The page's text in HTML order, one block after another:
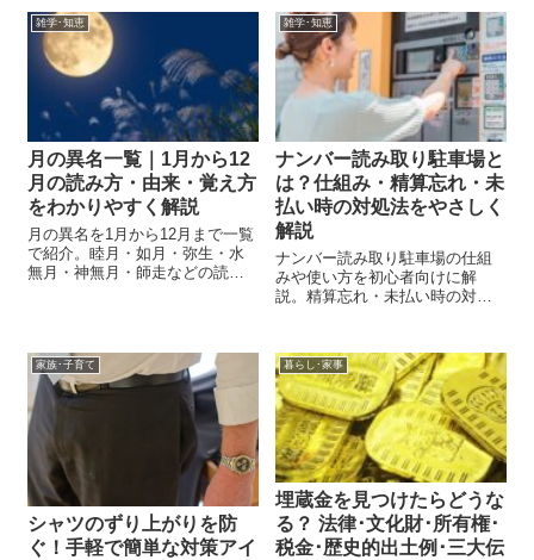
雑学･知恵
月の異名一覧｜1月から12
月の読み方・由来・覚え方
をわかりやすく解説
月の異名を1月から12月まで一覧
で紹介。睦月・如月・弥生・水
無月・神無月・師走などの読み
雑学･知恵
ナンバー読み取り駐車場と
は？仕組み・精算忘れ・未
払い時の対処法をやさしく
解説
ナンバー読み取り駐車場の仕組
みや使い方を初心者向けに解
説。精算忘れ・未払い時の対処
かりやすく紹介します。
家族･子育て
シャツのずり上がりを防
ぐ！手軽で簡単な対策アイ
暮らし･家事
埋蔵金を見つけたらどうな
る？ 法律･文化財･所有権･
税金･歴史的出土例･三大伝